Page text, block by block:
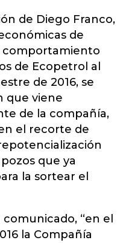
de Diego Franco,
de
comportamiento
de Ecopetrol al
de 2016, se
que viene
de la compañía,
el recorte de
que ya
la sortear el
“en el
la Compañía